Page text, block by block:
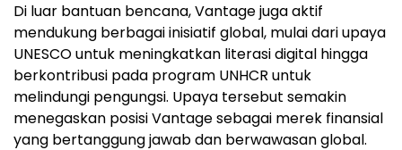
Di luar bantuan bencana, Vantage juga aktif
mendukung berbagai inisiatif global, mulai dari upaya
UNESCO untuk meningkatkan literasi digital hingga
berkontribusi pada program UNHCR untuk
melindungi pengungsi. Upaya tersebut semakin
menegaskan posisi Vantage sebagai merek finansial
yang bertanggung jawab dan berwawasan global.